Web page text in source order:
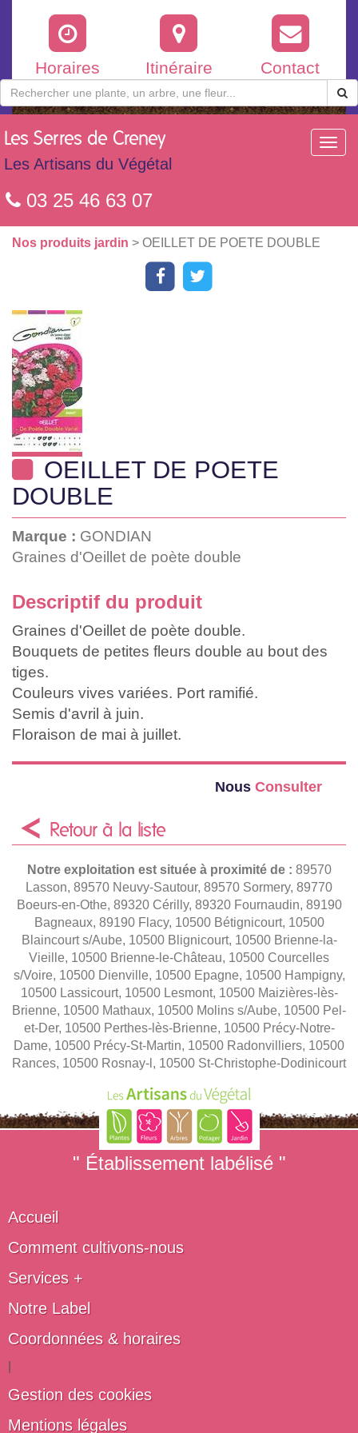
Horaires Itinéraire Contact
Les Serres de Creney
Les Artisans du Végétal
03 25 46 63 07
Nos produits jardin > OEILLET DE POETE DOUBLE
OEILLET DE POETE
DOUBLE
Marque : GONDIAN
Graines d'Oeillet de poète double
Descriptif du produit
Graines d'Oeillet de poète double.
Bouquets de petites fleurs double au bout des
tiges.
Couleurs vives variées. Port ramifié.
Semis d'avril à juin.
Floraison de mai à juillet.
Nous Consulter
Retour à la liste
Notre exploitation est située à proximité de : 89570
Lasson, 89570 Neuvy-Sautour, 89570 Sormery, 89770
Boeurs-en-Othe, 89320 Cérilly, 89320 Fournaudin, 89190
Bagneaux, 89190 Flacy, 10500 Bétignicourt, 10500
Blaincourt s/Aube, 10500 Blignicourt, 10500 Brienne-la-
Vieille, 10500 Brienne-le-Château, 10500 Courcelles
s/Voire, 10500 Dienville, 10500 Epagne, 10500 Hampigny,
10500 Lassicourt, 10500 Lesmont, 10500 Maizières-lès-
Brienne, 10500 Mathaux, 10500 Molins s/Aube, 10500 Pel-
et-Der, 10500 Perthes-lès-Brienne, 10500 Précy-Notre-
Dame, 10500 Précy-St-Martin, 10500 Radonvilliers, 10500
Rances, 10500 Rosnay-l, 10500 St-Christophe-Dodinicourt
" Établissement labélisé "
Accueil
Comment cultivons-nous
Services +
Notre Label
Coordonnées & horaires
Gestion des cookies
Mentions légales